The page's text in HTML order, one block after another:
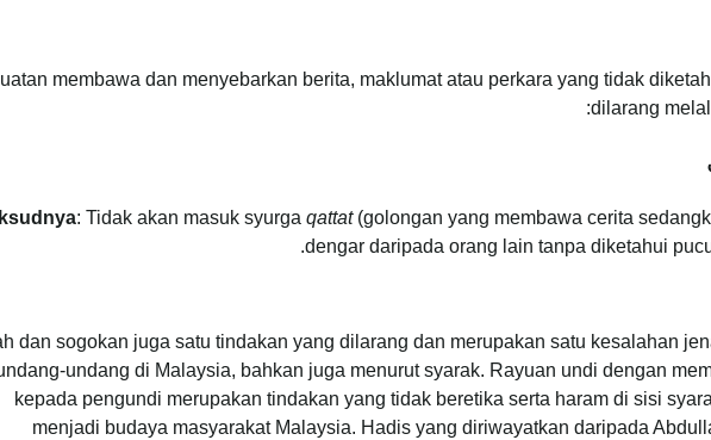
membawa dan menyebarkan berita, maklumat atau perkara yang tidak
dilarang
: Tidak akan masuk syurga qattat(golongan yang membawa cerita
dengar daripada orang lain tanpa diketahui
dan sogokan juga satu tindakan yang dilarang dan merupakan satu kesalahan
undang di Malaysia, bahkan juga menurut syarak. Rayuan undi dengan
kepada pengundi merupakan tindakan yang tidak beretika serta haram di sisi
menjadi budaya masyarakat Malaysia. Hadis yang diriwayatkan daripada